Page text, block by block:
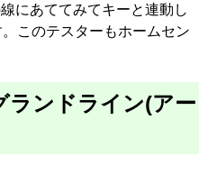
にあててみてキーと連動し
このテスターもホームセン
ランドライン(アー